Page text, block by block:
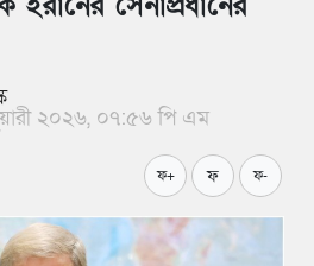
২০২৬, ০৭:৫৬ পি এম
ফ+ ফ ফ-